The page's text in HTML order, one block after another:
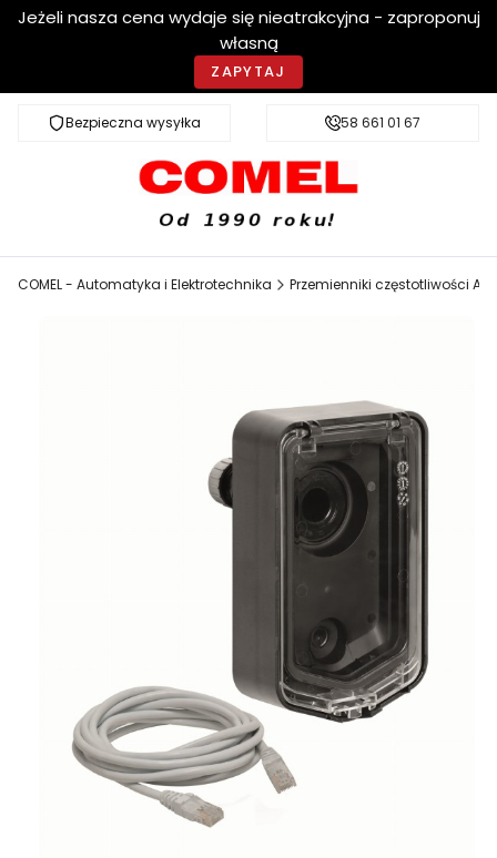
Jeżeli nasza cena wydaje się nieatrakcyjna - zaproponuj
własną
ZAPYTAJ
Bezpieczna wysyłka Szybka dostawa
58 661 01 67
COMEL - Automatyka i Elektrotechnika Przemienniki częstotliwości